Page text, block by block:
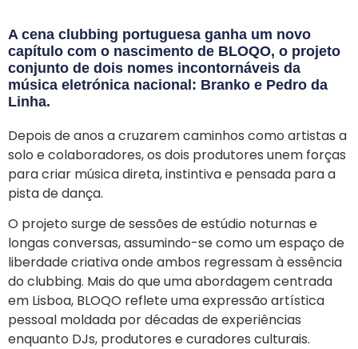
A cena clubbing portuguesa ganha um novo
capítulo com o nascimento de BLOQO, o projeto
conjunto de dois nomes incontornáveis da
música eletrónica nacional: Branko e Pedro da
Linha.
Depois de anos a cruzarem caminhos como artistas a
solo e colaboradores, os dois produtores unem forças
para criar música direta, instintiva e pensada para a
pista de dança.
O projeto surge de sessões de estúdio noturnas e
longas conversas, assumindo-se como um espaço de
liberdade criativa onde ambos regressam à essência
do clubbing. Mais do que uma abordagem centrada
em Lisboa, BLOQO reflete uma expressão artística
pessoal moldada por décadas de experiências
enquanto DJs, produtores e curadores culturais.